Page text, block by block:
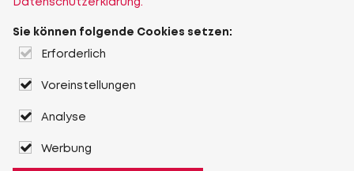
Datenschutzerklärung.
Sie können folgende Cookies setzen:
Erforderlich
Voreinstellungen
Analyse
Werbung